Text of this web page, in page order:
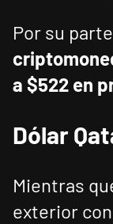
Por su
a $522 en
Dólar
Mientras
exterior